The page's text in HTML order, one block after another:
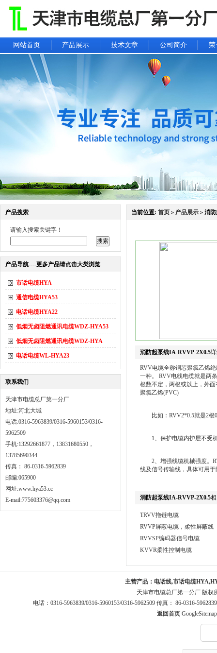
网站首页 产品展示 技术文章 公司简介 荣
产品搜索
请输入搜索关键字！
产品导航----更多产品请点击大类浏览
市话电缆HYA
通信电缆HYA53
电话电缆HYA22
低烟无卤阻燃通讯电缆WDZ-HYA53
低烟无卤阻燃通讯电缆WDZ-HYA
电话电缆WL-HYA23
联系我们
天津市电缆总厂第一分厂
地址:河北大城
电话:0316-5963839/0316-5960153/0316-
5962509
手机:13292661877，13831680550，
13785690344
传真： 86-0316-5962839
邮编:065900
网址:www.hya53.cc
E-mail:775603376@qq.com
当前位置: 首页 > 产品展示 > 消
消防起泵线IA-RVVP-2X0.5
RVV电缆全称铜芯聚氯乙烯
一种。 RVV电线电缆就是两
根数不定，两根或以上，外
聚氯乙烯(PVC)
比如：RVV2*0.5就是2根
1、保护电缆内护层不受
2、增强线缆机械强度。
线及信号传输线，具体可用
消防起泵线IA-RVVP-2X0.5
TRVV拖链电缆
RVVP屏蔽电缆，柔性屏蔽线
RVVSP编码器信号电缆
KVVR柔性控制电缆
主营产品： 电话线,市话电缆
天津市电缆总厂第一分厂 版权
电话：0316-5963839/0316-5960153/0316-5962509 传真： 86-0316-
返回首页 GoogleSitemap